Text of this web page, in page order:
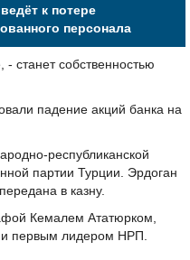
к потере
персонала
- станет собственностью
падение акций банка на
республиканской
партии Турции. Эрдоган
в казну.
Кемалем Ататюрком,
и первым лидером НРП.